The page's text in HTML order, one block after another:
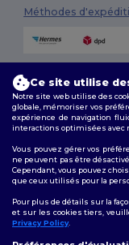
Méthodes
Conditions Générales|
Confidentialité
Suivez-nous
Ce site utilise
Notre site web utilise des
globale, mémoriser vos
expérience de navigation
interactions optimisées avec
Vous pouvez gérer vos
ne peuvent pas être
Cependant, vous pouvez
que ceux utilisés pour la
Pour plus de détails sur la
et sur les cookies tiers,
Privacy Policy.